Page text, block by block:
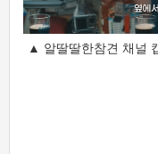
▲ 알딸딸한참견 채널